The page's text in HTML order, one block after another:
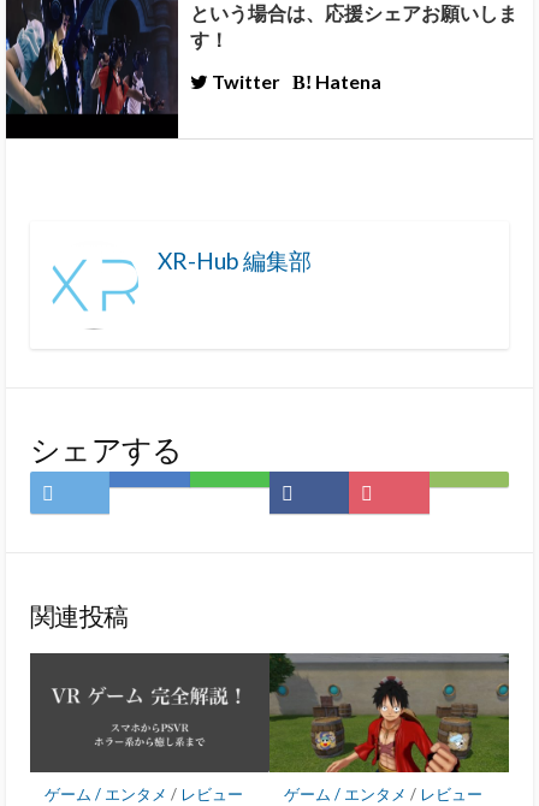
という場合は、応援シェアお願いしま
す！
Twitter
Hatena
XR-Hub 編集部
シェアする
Twitter
で
は
ク
マ
ク
に
LINE
Facebook
で
Pocket
に
Feedly
関連投稿
ゲーム / エンタメ / レビュー ゲーム / エンタメ / レビュー